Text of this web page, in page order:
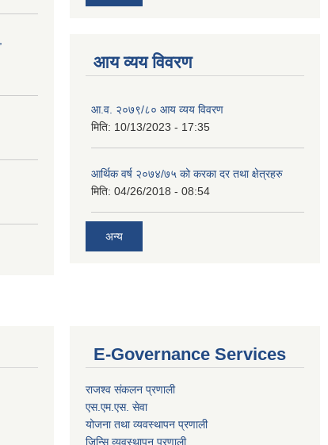
आय व्यय विवरण
आ.व. २०७९/८० आय व्यय विवरण
मिति: 10/13/2023 - 17:35
आर्थिक वर्ष २०७४/७५ को करका दर तथा क्षेत्रहरु
मिति: 04/26/2018 - 08:54
अन्य
E-Governance Services
राजश्व संकलन प्रणाली
एस.एम.एस. सेवा
योजना तथा व्यवस्थापन प्रणाली
जिन्सि व्यवस्थापन प्रणाली